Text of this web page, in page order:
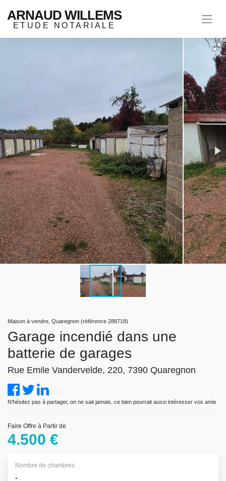
ARNAUD WILLEMS
ETUDE NOTARIALE
Maison à vendre, Quaregnon (référence 288718)
Garage incendié dans une
batterie de garages
Rue Emile Vandervelde, 220, 7390 Quaregnon
N'hésitez pas à partager, on ne sait jamais, ce bien pourrait aussi intéresser vos amis
Faire Offre à Partir de
4.500 €
Nombre de chambres
-